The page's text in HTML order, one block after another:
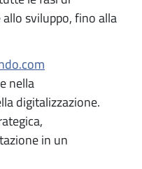
allo sviluppo, fino alla
nella
digitalizzazione.
in un